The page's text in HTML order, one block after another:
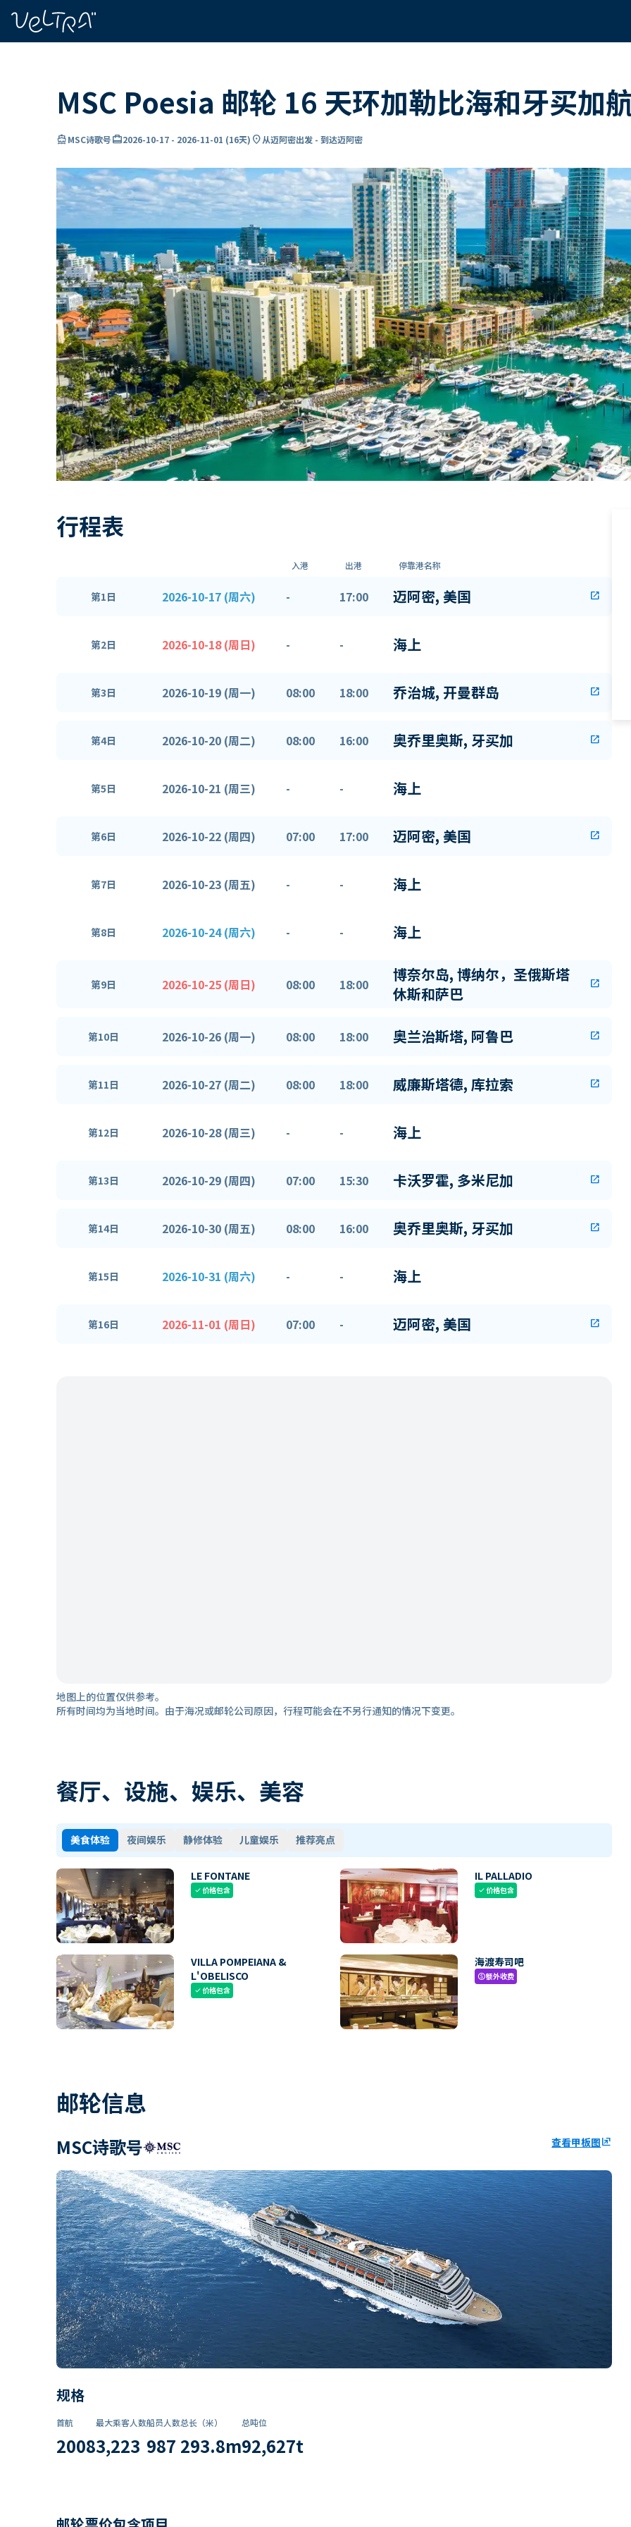
MSC Poesia 邮轮 16 天环加勒比海和牙买加
directions_boatMSC诗歌号card_travel2026-10-17 - 2026-11-01 (16天) location_on从迈阿密出发 - 到达迈阿密
行程表
入港 出港 停靠港名称
第1日 2026-10-17 (周六) - 17:00 迈阿密, 美国 open_in_new
第2日 2026-10-18 (周日) - - 海上
第3日 2026-10-19 (周一) 08:00 18:00 乔治城, 开曼群岛 open_in_new
第4日 2026-10-20 (周二) 08:00 16:00 奥乔里奥斯, 牙买加 open_in_new
第5日 2026-10-21 (周三) - - 海上
第6日 2026-10-22 (周四) 07:00 17:00 迈阿密, 美国 open_in_new
第7日 2026-10-23 (周五) - - 海上
第8日 2026-10-24 (周六) - - 海上
第9日 2026-10-25 (周日) 08:00 18:00
博奈尔岛, 博纳尔，圣俄斯塔
休斯和萨巴
open_in_new
第10日 2026-10-26 (周一) 08:00 18:00 奥兰治斯塔, 阿鲁巴 open_in_new
第11日 2026-10-27 (周二) 08:00 18:00 威廉斯塔德, 库拉索 open_in_new
第12日 2026-10-28 (周三) - - 海上
第13日 2026-10-29 (周四) 07:00 15:30 卡沃罗霍, 多米尼加 open_in_new
第14日 2026-10-30 (周五) 08:00 16:00 奥乔里奥斯, 牙买加 open_in_new
第15日 2026-10-31 (周六) - - 海上
第16日 2026-11-01 (周日) 07:00 - 迈阿密, 美国 open_in_new
地图上的位置仅供参考。
所有时间均为当地时间。由于海况或邮轮公司原因，行程可能会在不另行通知的情况下变更。
餐厅、设施、娱乐、美容
美食体验 夜间娱乐 静修体验 儿童娱乐 推荐亮点
LE FONTANE
check价格包含
IL PALLADIO
check价格包含
VILLA POMPEIANA &
L'OBELISCO
check价格包含
海渡寿司吧
paid额外收费
邮轮信息
MSC诗歌号 查看甲板图ungroup
规格
首航
2008
最大乘客人数
3,223
船员人数
987
总长（米）
293.8m
总吨位
92,627t